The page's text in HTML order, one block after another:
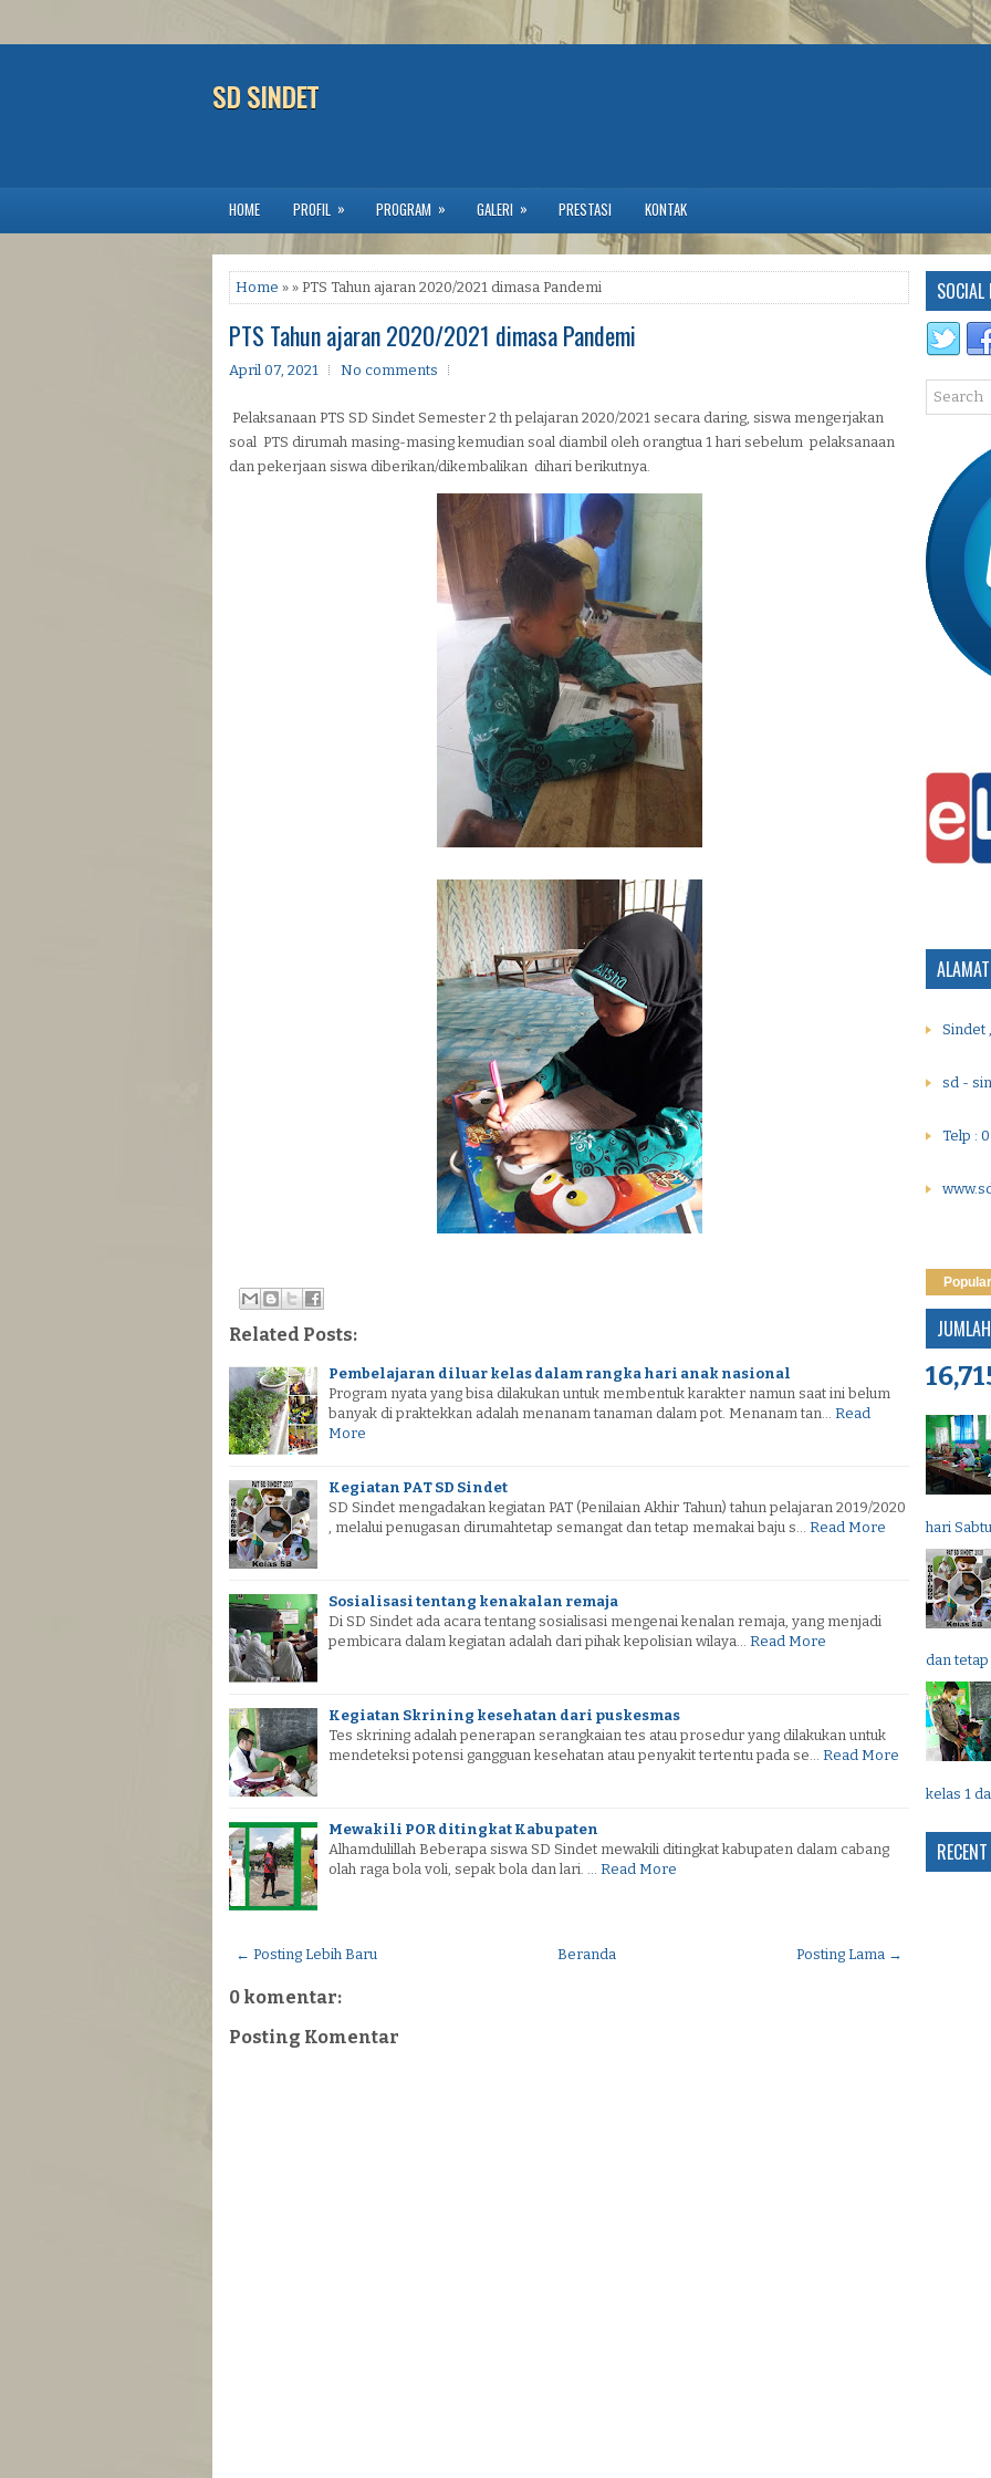
SD SINDET
HOME PROFIL » PROGRAM » GALERI » PRESTASI KONTAK
Home » » PTS Tahun ajaran 2020/2021 dimasa Pandemi
PTS Tahun ajaran 2020/2021 dimasa Pandemi
April 07, 2021 No comments
Pelaksanaan PTS SD Sindet Semester 2 th pelajaran 2020/2021 secara daring, siswa mengerjakan
soal PTS dirumah masing-masing kemudian soal diambil oleh orangtua 1 hari sebelum pelaksanaan
dan pekerjaan siswa diberikan/dikembalikan dihari berikutnya.
Related Posts:
Pembelajaran diluar kelas dalam rangka hari anak nasional
Program nyata yang bisa dilakukan untuk membentuk karakter namun saat ini belum
banyak di praktekkan adalah menanam tanaman dalam pot. Menanam tan…
Read
More
Kegiatan PAT SD Sindet
SD Sindet mengadakan kegiatan PAT (Penilaian Akhir Tahun) tahun pelajaran 2019/2020
, melalui penugasan dirumahtetap semangat dan tetap memakai baju s…
Read More
Sosialisasi tentang kenakalan remaja
Di SD Sindet ada acara tentang sosialisasi mengenai kenalan remaja, yang menjadi
pembicara dalam kegiatan adalah dari pihak kepolisian wilaya…
Read More
Kegiatan Skrining kesehatan dari puskesmas
Tes skrining adalah penerapan serangkaian tes atau prosedur yang dilakukan untuk
mendeteksi potensi gangguan kesehatan atau penyakit tertentu pada se…
Read More
Mewakili POR ditingkat Kabupaten
Alhamdulillah Beberapa siswa SD Sindet mewakili ditingkat kabupaten dalam cabang
olah raga bola voli, sepak bola dan lari. …
Read More
← Posting Lebih Baru Posting Lama →
Beranda
0 komentar:
Posting Komentar
SOCIAL
Sindet
sd -
Telp :
Popular
hari
dan
kelas 1